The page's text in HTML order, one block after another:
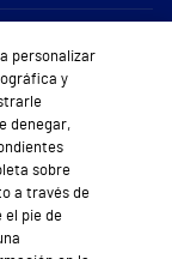
personalizar
y
denegar,
sobre
a través de
el pie de